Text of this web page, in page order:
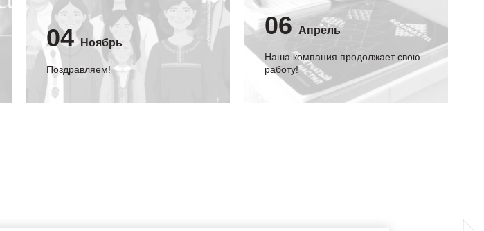
04 Ноябрь
Поздравляем!
06 Апрель
Наша компания продолжает свою
работу!